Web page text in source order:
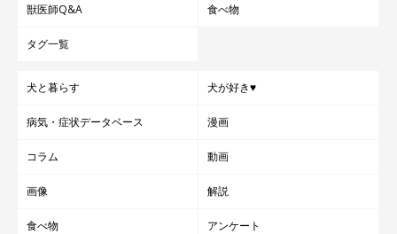
獣医師Q&A 食べ物
タグ一覧
犬と暮らす 犬が好き♥
病気・症状データベース 漫画
コラム 動画
画像 解説
食べ物 アンケート